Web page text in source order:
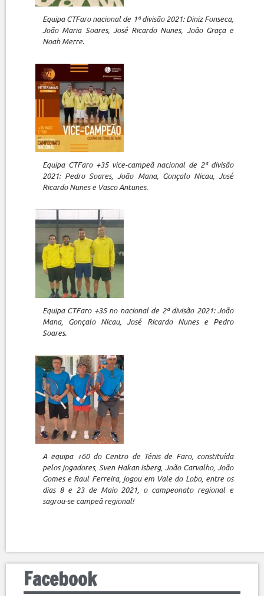
Equipa CTFaro nacional de 1ª divisão 2021: Diniz Fonseca,
João Maria Soares, José Ricardo Nunes, João Graça e
Noah Merre.
Equipa CTFaro +35 vice-campeã nacional de 2ª divisão
2021: Pedro Soares, João Mana, Gonçalo Nicau, José
Ricardo Nunes e Vasco Antunes.
Equipa CTFaro +35 no nacional de 2ª divisão 2021: João
Mana, Gonçalo Nicau, José Ricardo Nunes e Pedro
Soares.
A equipa +60 do Centro de Ténis de Faro, constituída
pelos jogadores, Sven Hakan Isberg, João Carvalho, João
Gomes e Raul Ferreira, jogou em Vale do Lobo, entre os
dias 8 e 23 de Maio 2021, o campeonato regional e
sagrou-se campeã regional!
Facebook